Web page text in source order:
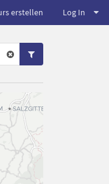
erstellen Log In